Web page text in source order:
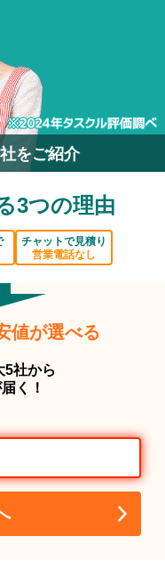
をご紹介
3つの理由
チャットで見積り
営業電話なし
値が選べる
5社から
く！